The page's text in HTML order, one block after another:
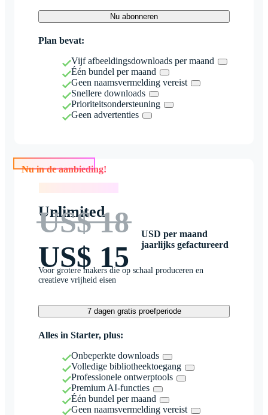
Nu abonneren
Plan bevat:
Vijf afbeeldingsdownloads per maand
Één bundel per maand
Geen naamsvermelding vereist
Snellere downloads
Prioriteitsondersteuning
Geen advertenties
Nu in de aanbieding!
Unlimited
US$ 18
US$ 15
USD per maand
jaarlijks gefactureerd
Voor grotere makers die op schaal produceren en
creatieve vrijheid eisen
7 dagen gratis proefperiode
Alles in Starter, plus:
Onbeperkte downloads
Volledige bibliotheektoegang
Professionele ontwerptools
Premium AI-functies
Één bundel per maand
Geen naamsvermelding vereist